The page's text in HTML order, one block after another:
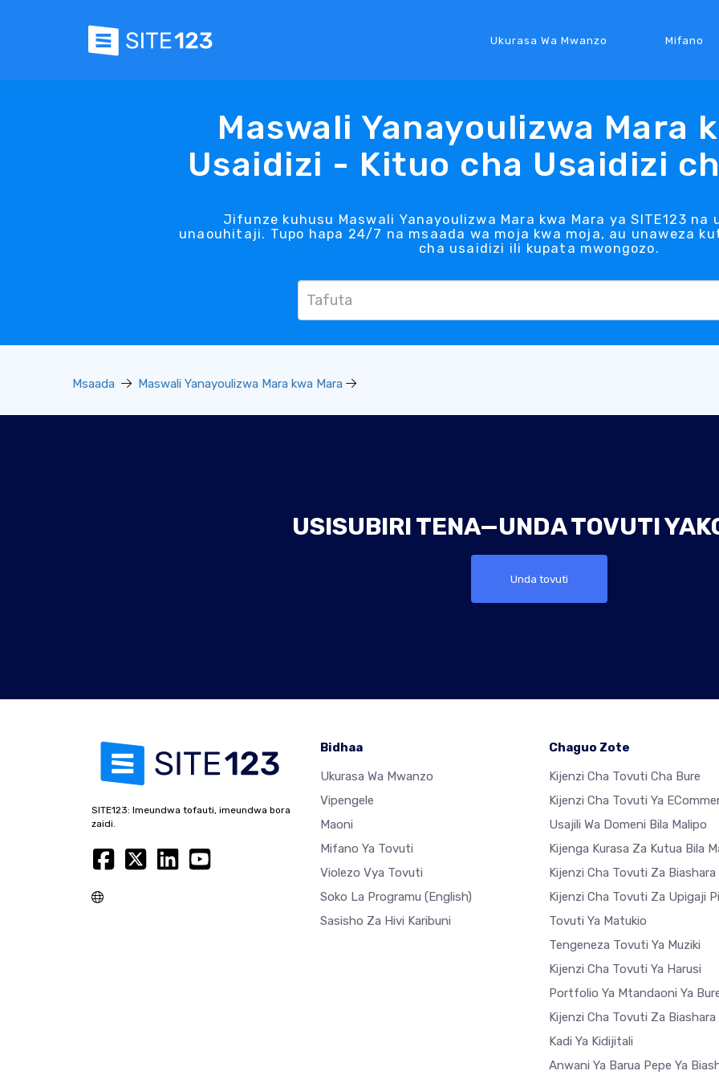
Ukurasa Wa Mwanzo Mifano
Maswali Yanayoulizwa Mara
Usaidizi - Kituo cha Usaidizi
Jifunze kuhusu Maswali Yanayoulizwa Mara kwa Mara ya SITE123
unaouhitaji. Tupo hapa 24/7 na msaada wa moja kwa moja, au unaweza
cha usaidizi ili kupata mwongozo.
Msaada Maswali Yanayoulizwa Mara kwa Mara
USISUBIRI TENA—UNDA TOVUTI
Unda tovuti
SITE123: Imeundwa tofauti, imeundwa bora
zaidi.
Bidhaa
Ukurasa Wa Mwanzo
Vipengele
Maoni
Mifano Ya Tovuti
Violezo Vya Tovuti
Soko La Programu (English)
Sasisho Za Hivi Karibuni
Chaguo Zote
Kijenzi Cha Tovuti Cha Bure
Kijenzi Cha Tovuti Ya
Usajili Wa Domeni Bila Malipo
Kijenga Kurasa Za Kutua Bila
Kijenzi Cha Tovuti Za Biashara
Kijenzi Cha Tovuti Za Upigaji
Tovuti Ya Matukio
Tengeneza Tovuti Ya Muziki
Kijenzi Cha Tovuti Ya Harusi
Portfolio Ya Mtandaoni Ya
Kijenzi Cha Tovuti Za
Kadi Ya Kidijitali
Anwani Ya Barua Pepe Ya